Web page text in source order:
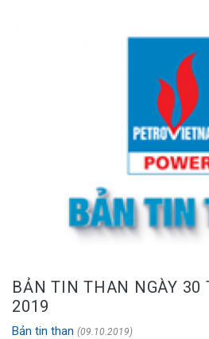
BẢN TIN THAN NGÀY 30
2019
Bản tin than (09.10.2019)